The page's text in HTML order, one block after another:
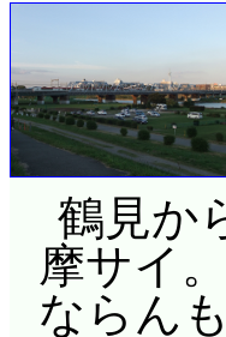
鶴見か
摩サイ
ならん